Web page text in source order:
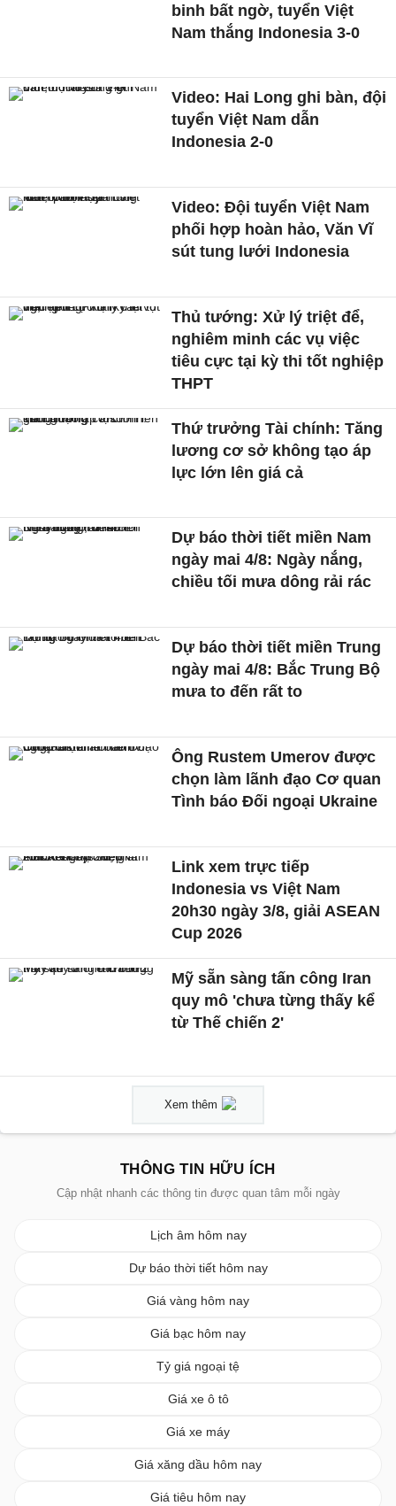
binh bất ngờ, tuyển Việt
Nam thắng Indonesia 3-0
Video: Hai Long ghi bàn, đội
tuyển Việt Nam dẫn
Indonesia 2-0
Video: Đội tuyển Việt Nam
phối hợp hoàn hảo, Văn Vĩ
sút tung lưới Indonesia
Thủ tướng: Xử lý triệt để,
nghiêm minh các vụ việc
tiêu cực tại kỳ thi tốt nghiệp
THPT
Thứ trưởng Tài chính: Tăng
lương cơ sở không tạo áp
lực lớn lên giá cả
Dự báo thời tiết miền Nam
ngày mai 4/8: Ngày nắng,
chiều tối mưa dông rải rác
Dự báo thời tiết miền Trung
ngày mai 4/8: Bắc Trung Bộ
mưa to đến rất to
Ông Rustem Umerov được
chọn làm lãnh đạo Cơ quan
Tình báo Đối ngoại Ukraine
Link xem trực tiếp
Indonesia vs Việt Nam
20h30 ngày 3/8, giải ASEAN
Cup 2026
Mỹ sẵn sàng tấn công Iran
quy mô 'chưa từng thấy kể
từ Thế chiến 2'
Xem thêm
THÔNG TIN HỮU ÍCH
Cập nhật nhanh các thông tin được quan tâm mỗi ngày
Lịch âm hôm nay
Dự báo thời tiết hôm nay
Giá vàng hôm nay
Giá bạc hôm nay
Tỷ giá ngoại tệ
Giá xe ô tô
Giá xe máy
Giá xăng dầu hôm nay
Giá tiêu hôm nay